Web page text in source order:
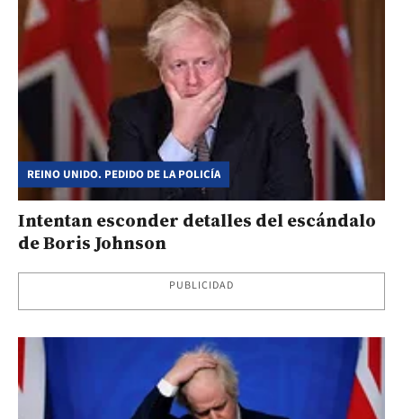
REINO UNIDO. PEDIDO DE LA POLICÍA
Intentan esconder detalles del escándalo
de Boris Johnson
PUBLICIDAD